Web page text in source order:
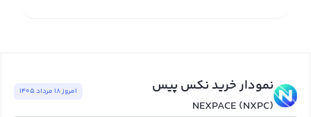
نمودار خرید نکس پیس
NEXPACE (NXPC)
امروز ١٨ مرداد ١٤٠٥